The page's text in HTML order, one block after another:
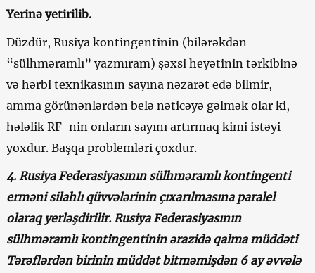
Yerinə yetirilib.
Düzdür, Rusiya kontingentinin (bilərəkdən
“sülhməramlı” yazmıram) şəxsi heyətinin tərkibinə
və hərbi texnikasının sayına nəzarət edə bilmir,
amma görünənlərdən belə nəticəyə gəlmək olar ki,
hələlik RF-nin onların sayını artırmaq kimi istəyi
yoxdur. Başqa problemləri çoxdur.
4. Rusiya Federasiyasının sülhməramlı kontingenti
erməni silahlı qüvvələrinin çıxarılmasına paralel
olaraq yerləşdirilir. Rusiya Federasiyasının
sülhməramlı kontingentinin ərazidə qalma müddəti
Tərəflərdən birinin müddət bitməmişdən 6 ay əvvələ